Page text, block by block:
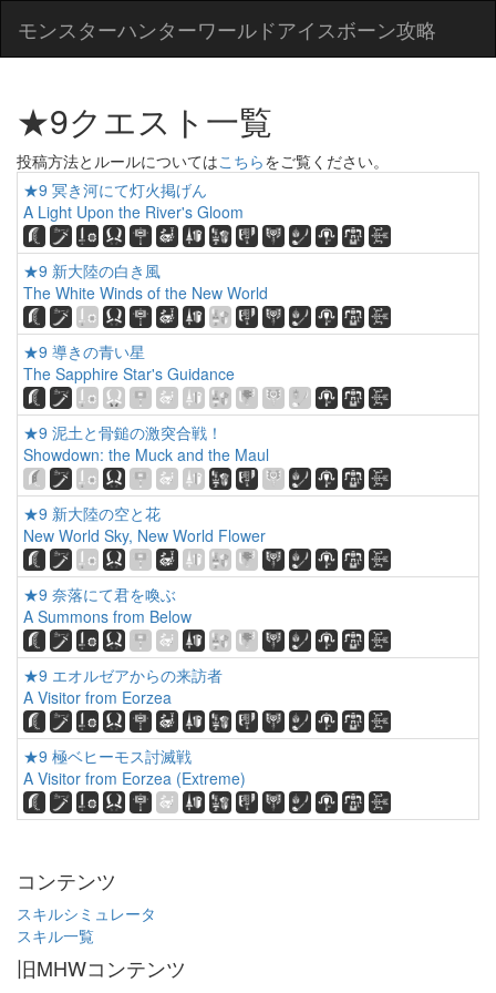
モンスターハンターワールドアイスボーン攻略
★9クエスト一覧
投稿方法とルールについてはこちらをご覧ください。
★9 冥き河にて灯火掲げん
A Light Upon the River's Gloom
★9 新大陸の白き風
The White Winds of the New World
★9 導きの青い星
The Sapphire Star's Guidance
★9 泥土と骨鎚の激突合戦！
Showdown: the Muck and the Maul
★9 新大陸の空と花
New World Sky, New World Flower
★9 奈落にて君を喚ぶ
A Summons from Below
★9 エオルゼアからの来訪者
A Visitor from Eorzea
★9 極ベヒーモス討滅戦
A Visitor from Eorzea (Extreme)
コンテンツ
スキルシミュレータ
スキル一覧
旧MHWコンテンツ